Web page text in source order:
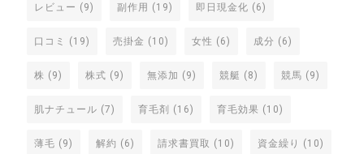
レビュー (9) 副作用 (19) 即日現金化 (6)
口コミ (19) 売掛金 (10) 女性 (6) 成分 (6)
株 (9) 株式 (9) 無添加 (9) 競艇 (8) 競馬 (9)
肌ナチュール (7) 育毛剤 (16) 育毛効果 (10)
薄毛 (9) 解約 (6) 請求書買取 (10) 資金繰り (10)